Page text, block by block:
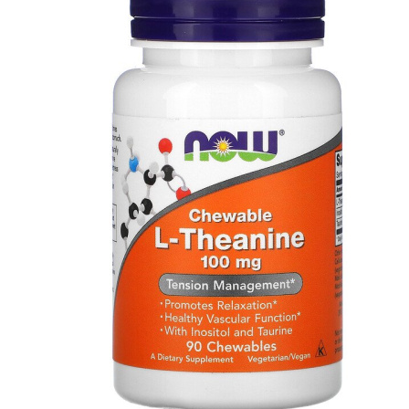
АНАБОЛИЧЕСКИЕ
АКСЕССУАРЫ
ДОБАВКИ ДЛЯ СУСТАВОВ И